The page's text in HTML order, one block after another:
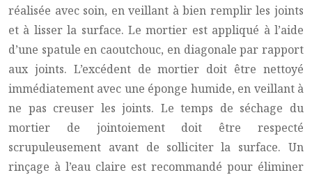
réalisée avec soin, en veillant à bien remplir les joints
et à lisser la surface. Le mortier est appliqué à l’aide
d’une spatule en caoutchouc, en diagonale par rapport
aux joints. L’excédent de mortier doit être nettoyé
immédiatement avec une éponge humide, en veillant à
ne pas creuser les joints. Le temps de séchage du
mortier de jointoiement doit être respecté
scrupuleusement avant de solliciter la surface. Un
rinçage à l’eau claire est recommandé pour éliminer